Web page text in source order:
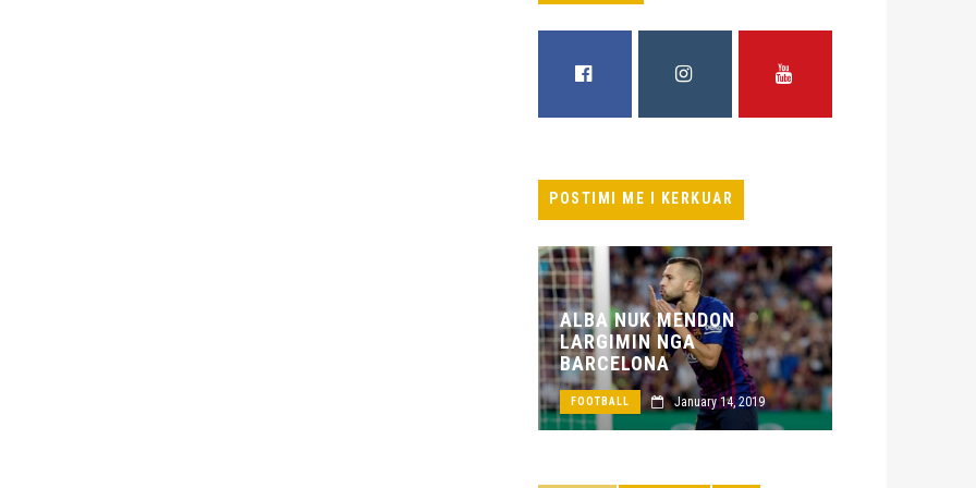
POSTIMI ME I KERKUAR
ALBA NUK MENDON
LARGIMIN NGA
January 14, 2019
MILANI BËN BLERJEN E
PARË PËR SEZONIN E RI
FOOTBALL